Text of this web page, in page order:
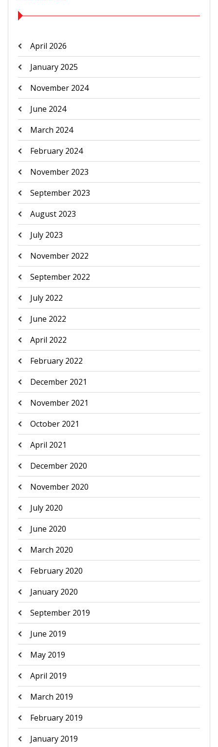
April 2026
January 2025
November 2024
June 2024
March 2024
February 2024
November 2023
September 2023
August 2023
July 2023
November 2022
September 2022
July 2022
June 2022
April 2022
February 2022
December 2021
November 2021
October 2021
April 2021
December 2020
November 2020
July 2020
June 2020
March 2020
February 2020
January 2020
September 2019
June 2019
May 2019
April 2019
March 2019
February 2019
January 2019